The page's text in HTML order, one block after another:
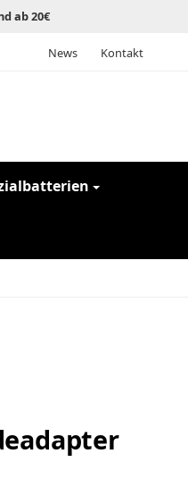
ab 20€
News Kontakt